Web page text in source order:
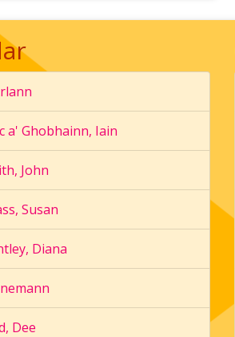
a' Ghobhainn, Iain
John
Susan
Diana
Dee